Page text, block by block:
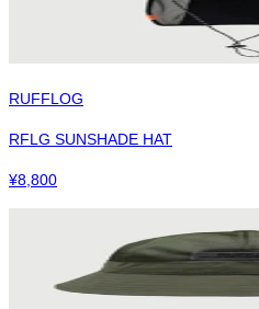
RUFFLOG
RFLG SUNSHADE HAT
¥8,800